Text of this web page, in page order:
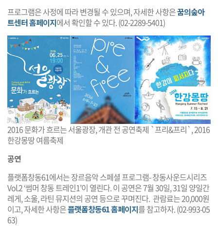
프로그램은 사정에 따라 변경될 수 있으며, 자세한 사항은꿈의숲아
트센터 홈페이지에서 확인할 수 있다. (02-2289-5401)
2016 문화가 흐르는 서울광장, 개관 전 공연축제 `프리&프리`, 2016
한강몽땅 여름축제
공연
플랫폼창동61에서는 장르음악 스페셜 프로그램- 창동사운드시리즈
Vol.2 ‘썸머 창동 트레인1’이 열린다. 이 공연은 7월 30일, 31일 양일간
레게, 소울, 라틴 뮤지션의 공연 등으로 꾸며진다. 관람료는 20,000원
이고, 자세한 사항은플랫폼창동61 홈페이지를 참고하자. (02-993-05
63)